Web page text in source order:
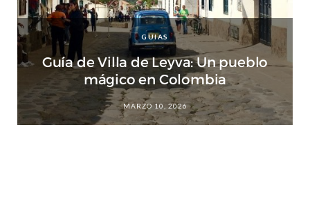
GUIAS
Guía de Villa de Leyva: Un pueblo
mágico en Colombia
MARZO 10, 2026